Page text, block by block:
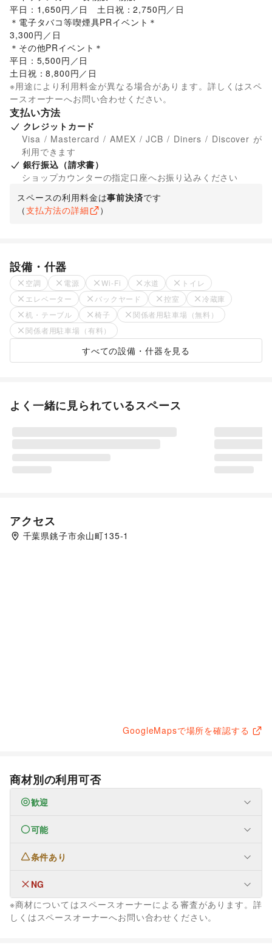
平日：1,650円／日　土日祝：2,750円／日
＊電子タバコ等喫煙具PRイベント＊
3,300円／日
＊その他PRイベント＊
平日：5,500円／日
土日祝：8,800円／日
※用途により利用料金が異なる場合があります。詳しくはスペ
ースオーナーへお問い合わせください。
支払い方法
クレジットカード
Visa / Mastercard / AMEX / JCB / Diners / Discover が
利用できます
銀行振込（請求書）
ショップカウンターの指定口座へお振り込みください
スペースの利用料金は事前決済です
（支払方法の詳細 ）
設備・什器
空調 電源 Wi-Fi 水道
トイレ
エレベーター
バックヤード 控室
冷蔵庫
机・テーブル
椅子
関係者用駐車場（無料）
関係者用駐車場（有料）
すべての設備・什器を見る
よく一緒に見られているスペース
アクセス
千葉県銚子市余山町135-1
GoogleMapsで場所を確認する
商材別の利用可否
歓迎
なし可能
ファッション
ユニセックス
/ジュエリー・アクセサリー/メガネ・アイウェア/ 腕時計/
靴/バッグ・革小物/ファッション雑貨/ 和服・着物
条件あり
生活サービス
冠婚葬祭
金融サービス
その他金融サービス
NG
フード・飲食
スイーツ・洋菓子 /和菓子/パン / お弁当・惣菜 /
※商材についてはスペースオーナーによる審査があります。詳
しくはスペースオーナーへお問い合わせください。